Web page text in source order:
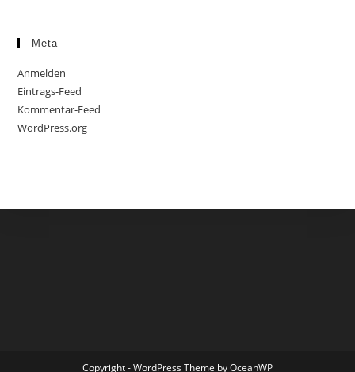
Meta
Anmelden
Eintrags-Feed
Kommentar-Feed
WordPress.org
Copyright - WordPress Theme by OceanWP